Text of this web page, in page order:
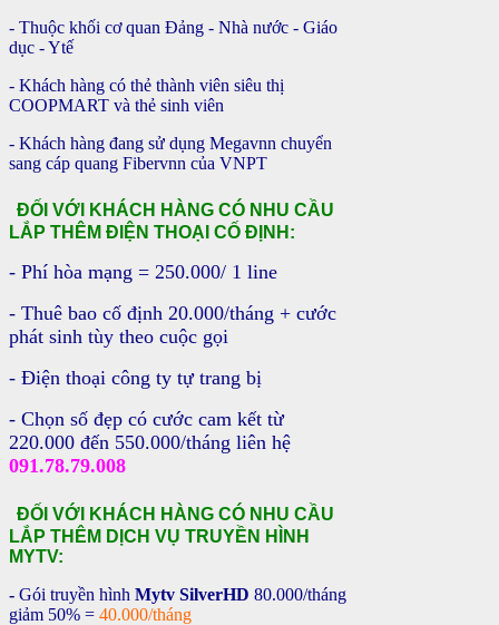
- Thuộc khối cơ quan Đảng - Nhà nước - Giáo
dục - Ytế
- Khách hàng có thẻ thành viên siêu thị
COOPMART và thẻ sinh viên
- Khách hàng đang sử dụng Megavnn chuyển
sang cáp quang Fibervnn của VNPT
ĐỐI VỚI KHÁCH HÀNG CÓ NHU CẦU
LẮP THÊM ĐIỆN THOẠI CỐ ĐỊNH:
- Phí hòa mạng = 250.000/ 1 line
- Thuê bao cố định 20.000/tháng + cước
phát sinh tùy theo cuộc gọi
- Điện thoại công ty tự trang bị
- Chọn số đẹp có cước cam kết từ
220.000 đến 550.000/tháng liên hệ
091.78.79.008
ĐỐI VỚI KHÁCH HÀNG CÓ NHU CẦU
LẮP THÊM DỊCH VỤ TRUYỀN HÌNH
MYTV:
- Gói truyền hình Mytv SilverHD 80.000/tháng
giảm 50% = 40.000/tháng